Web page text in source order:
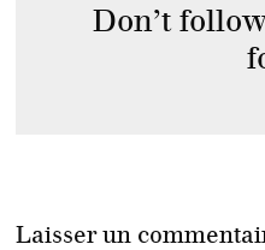
Don’t
Laisser un